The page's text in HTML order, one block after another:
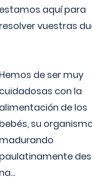
estamos aquí para
resolver vuestras
Hemos de ser muy
cuidadosas con la
alimentación de los
bebés, su
madurando
paulatinamente
na...